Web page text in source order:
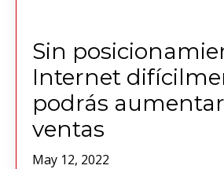
Sin
Internet
podrás
ventas
May 12, 2022